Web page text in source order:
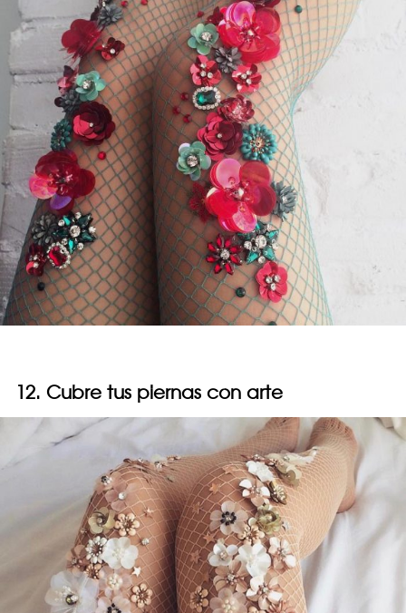
12. Cubre tus piernas con arte